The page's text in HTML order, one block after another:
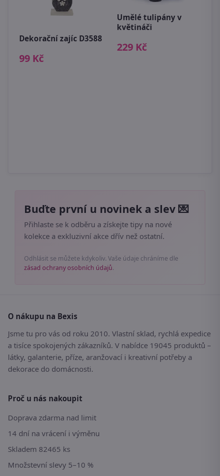
Dekorační zajíc D3588
99 Kč
Umělé tulipány v
květináči
229 Kč
Buďte první u novinek a slev 💌
Přihlaste se k odběru a získejte tipy na nové
kolekce a exkluzivní akce dřív než ostatní.
Odhlásit se můžete kdykoliv. Vaše údaje chráníme dle
zásad ochrany osobních údajů.
O nákupu na Bexis
Jsme tu pro vás od roku 2010. Vlastní sklad, rychlá expedice
a tisíce spokojených zákazníků. V nabídce 19045 produktů –
látky, galanterie, příze, aranžovací i kreativní potřeby a
dekorace do domácnosti.
Proč u nás nakoupit
Doprava zdarma nad limit
14 dní na vrácení i výměnu
Skladem 82465 ks
Množstevní slevy 5–10 %